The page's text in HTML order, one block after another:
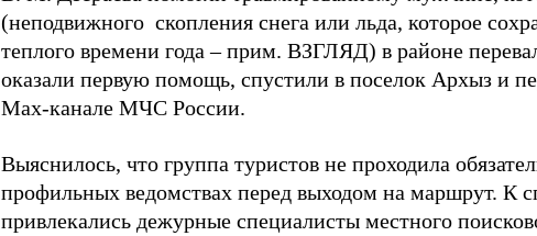
(неподвижного скопления снега или льда, которое
теплого времени года – прим. ВЗГЛЯД) в районе
оказали первую помощь, спустили в поселок Архыз и
Max-канале МЧС России.
Выяснилось, что группа туристов не проходила
профильных ведомствах перед выходом на маршрут. К
привлекались дежурные специалисты местного